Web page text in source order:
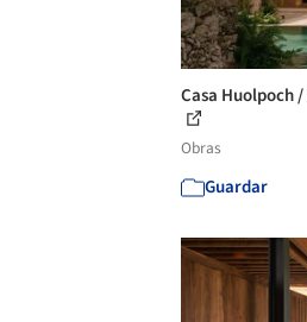
Casa Huolpoch
Obras
Guardar